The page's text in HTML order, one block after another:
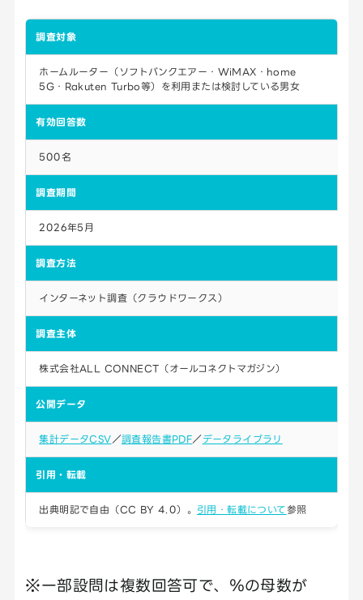
調査対象
ホームルーター（ソフトバンクエアー・WiMAX・home
5G・Rakuten Turbo等）を利用または検討している男女
有効回答数
500名
調査期間
2026年5月
調査方法
インターネット調査（クラウドワークス）
調査主体
株式会社ALL CONNECT（オールコネクトマガジン）
公開データ
集計データCSV ／調査報告書PDF／データライブラリ
引用・転載
出典明記で自由（CC BY 4.0）。 引用・転載について参照
※一部設問は複数回答可で、％の母数が